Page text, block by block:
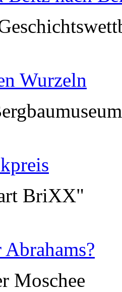
Wurzeln
BriXX"
Moschee